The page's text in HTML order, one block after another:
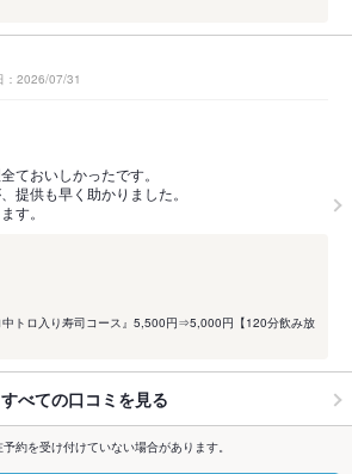
：2026/07/31
ておいしかったです。
提供も早く助かりました。
す。
トロ入り寿司コース』5,500円⇒5,000円【120分飲み放
すべての口コミを見る
約を受け付けていない場合があります。